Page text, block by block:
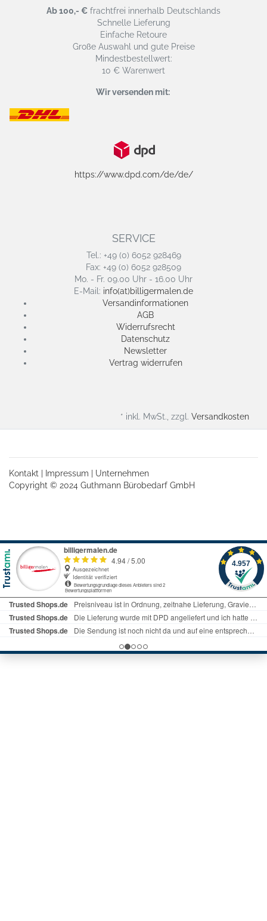
Ab 100,- € frachtfrei innerhalb Deutschlands
Schnelle Lieferung
Einfache Retoure
Große Auswahl und gute Preise
Mindestbestellwert:
10 € Warenwert
Wir versenden mit:
https://www.dpd.com/de/de/
SERVICE
Tel.: +49 (0) 6052 928469
Fax: +49 (0) 6052 928509
Mo. - Fr. 09.00 Uhr - 16.00 Uhr
E-Mail: info(at)billigermalen.de
Versandinformationen
AGB
Widerrufsrecht
Datenschutz
Newsletter
Vertrag widerrufen
* inkl. MwSt., zzgl. Versandkosten
Kontakt Impressum
Unternehmen
Copyright © 2024 Guthmann Bürobedarf GmbH